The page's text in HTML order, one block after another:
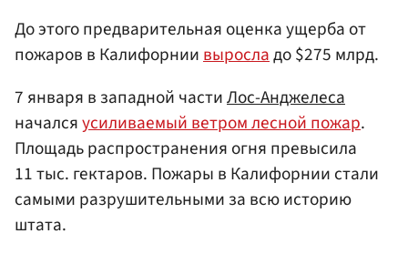
До этого предварительная оценка ущерба от
пожаров в Калифорниивыросладо $275 млрд.
7 января в западной частиЛос-Анджелеса
началсяусиливаемый ветром лесной пожар.
Площадь распространения огня превысила
11 тыс. гектаров. Пожары в Калифорнии стали
самыми разрушительными за всю историю
штата.